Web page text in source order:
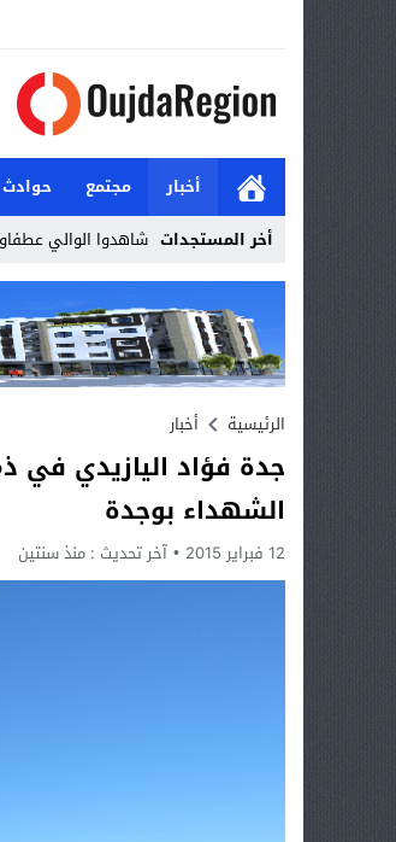
أخبار مجتمع حوادث
أخر المستجدات شاهدوا الوالي
Stop
Previous
Next
الرئيسية
أخبار
جدة فؤاد اليازيدي في
الشهداء بوجدة
12 فبراير 2015 آخر تحديث : منذ سنتين